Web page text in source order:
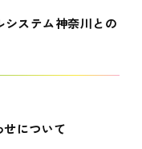
システム神奈川との
について